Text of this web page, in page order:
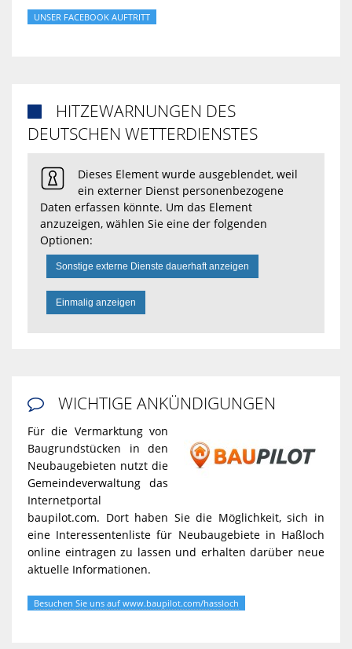
UNSER FACEBOOK AUFTRITT

HITZEWARNUNGEN DES
DEUTSCHEN WETTERDIENSTES
Dieses Element wurde ausgeblendet, weil
ein externer Dienst personenbezogene
Daten erfassen könnte. Um das Element
anzuzeigen, wählen Sie eine der folgenden
Optionen:
Sonstige externe Dienste dauerhaft anzeigen
Einmalig anzeigen
 WICHTIGE ANKÜNDIGUNGEN
Für die Vermarktung von
Baugrundstücken in den
Neubaugebieten nutzt die
Gemeindeverwaltung das
Internetportal
baupilot.com. Dort haben Sie die Möglichkeit, sich in
eine Interessentenliste für Neubaugebiete in Haßloch
online eintragen zu lassen und erhalten darüber neue
aktuelle Informationen.
Besuchen Sie uns auf www.baupilot.com/hassloch